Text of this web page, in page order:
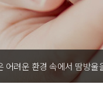
어려운 환경 속에서 땀방